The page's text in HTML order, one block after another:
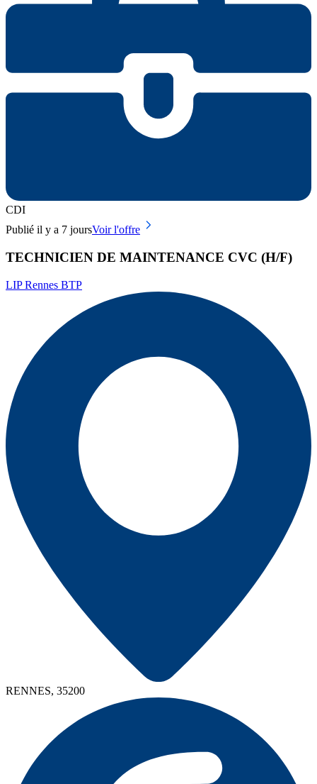
CDI
Publié il y a 7 joursVoir l'offre
TECHNICIEN DE MAINTENANCE CVC (H/F)
LIP Rennes BTP
RENNES, 35200